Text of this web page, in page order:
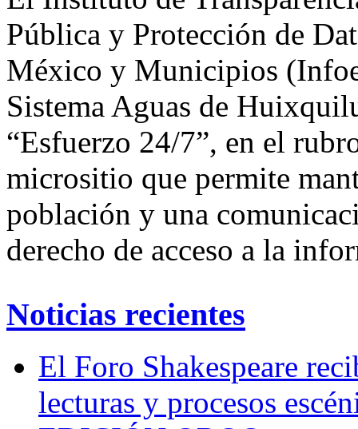
Pública y Protección de
México y Municipios
Sistema Aguas de
“Esfuerzo 24/7”, en el
micrositio que permite
población y una
derecho de acceso a la
Noticias recientes
El Foro Shakespeare
lecturas y procesos